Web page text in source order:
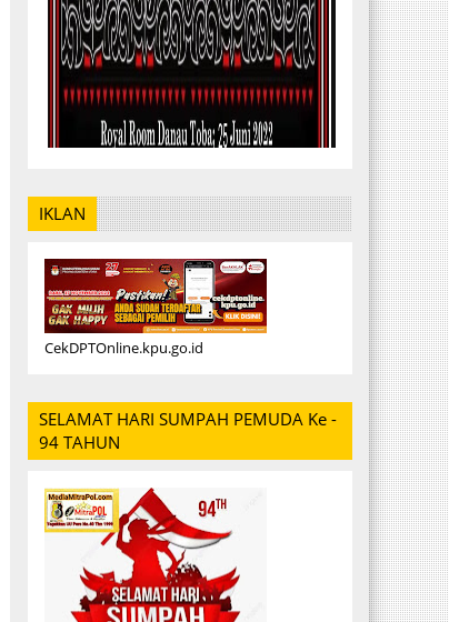
IKLAN
CekDPTOnline.kpu.go.id
SELAMAT HARI SUMPAH PEMUDA Ke -
94 TAHUN